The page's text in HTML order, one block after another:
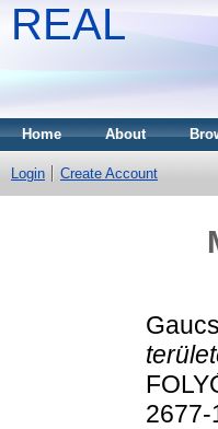
REAL
Home About
Login Create Account
2677-